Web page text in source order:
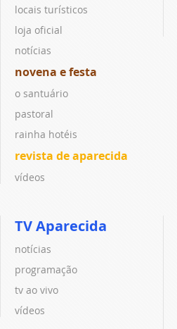
locais turísticos
loja oficial
notícias
novena e festa
o santuário
pastoral
rainha hotéis
revista de aparecida
vídeos
TV Aparecida
notícias
programação
tv ao vivo
vídeos